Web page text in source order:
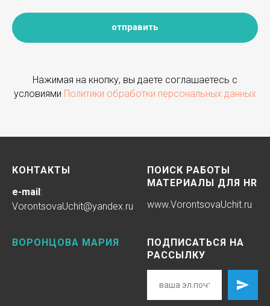
отправить
Нажимая на кнопку, вы даете соглашаетесь с
условиями Политики обработки персональных данных
КОНТАКТЫ
e-mail:
VorontsovaUchit@yandex.ru
ПОИСК РАБОТЫ
МАТЕРИАЛЫ ДЛЯ HR
www.VorontsovaUchit.ru
ВОРОНЦОВА МАРИЯ
ПОДПИСАТЬСЯ НА
РАССЫЛКУ